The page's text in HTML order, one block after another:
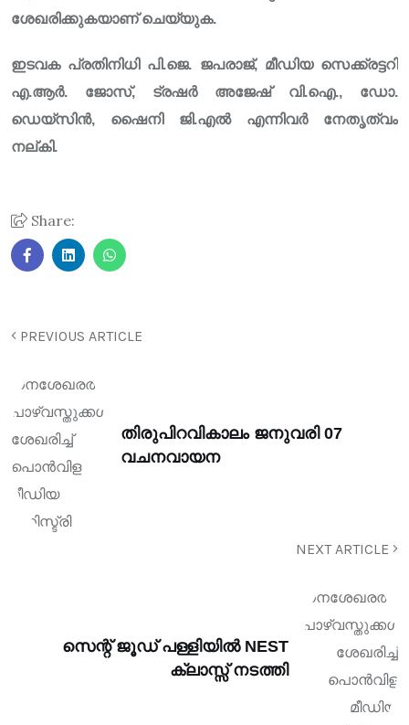
ശേഖരിക്കുകയാണ് ചെയ്യുക.
ഇടവക പ്രതിനിധി പി.ജെ. ജപരാജ്, മീഡിയ സെക്ക്രട്ടറി
എ.ആർ. ജോസ്, ട്രഷർ അജേഷ് വി.ഐ., ഡോ.
ഡെയ്സിൻ, ഷൈനി ജി.എൽ എന്നിവർ നേതൃത്വം
നല്കി.
Share:
PREVIOUS ARTICLE
തിരുപിറവികാലം ജനുവരി 07
വചനവായന
NEXT ARTICLE
സെന്റ് ജൂഡ് പള്ളിയിൽ NEST
ക്ലാസ്സ്‌ നടത്തി